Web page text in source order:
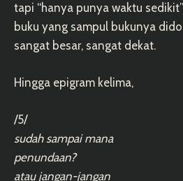
tapi “hanya punya waktu
buku yang sampul bukunya
sangat besar, sangat dekat.
Hingga epigram kelima,
/5/
sudah sampai mana
penundaan?
atau jangan-jangan